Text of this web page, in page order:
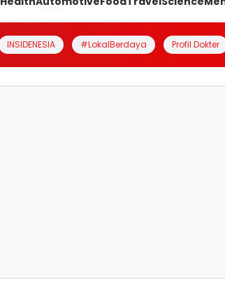
INSIDENESIA #LokalBerdaya Profil Dokter